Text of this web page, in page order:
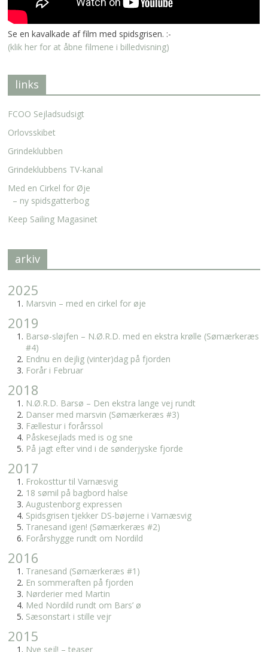
Se en kavalkade af film med spidsgrisen. :-
(klik her for at åbne filmene i billedvisning)
links
FCOO Sejladsudsigt
Orlovsskibet
Grindeklubben
Grindeklubbens TV-kanal
Med en Cirkel for Øje
– ny spidsgatterbog
Keep Sailing Magasinet
arkiv
2025
Marsvin – med en cirkel for øje
2019
Barsø-sløjfen – N.Ø.R.D. med en ekstra krølle (Sømærkeræs
#4)
Endnu en dejlig (vinter)dag på fjorden
Forår i Februar
2018
N.Ø.R.D. Barsø – Den ekstra lange vej rundt
Danser med marsvin (Sømærkeræs #3)
Fællestur i forårssol
Påskesejlads med is og sne
På jagt efter vind i de sønderjyske fjorde
2017
Frokosttur til Varnæsvig
18 sømil på bagbord halse
Augustenborg expressen
Spidsgrisen tjekker DS-bøjerne i Varnæsvig
Tranesand igen! (Sømærkeræs #2)
Forårshygge rundt om Nordild
2016
Tranesand (Sømærkeræs #1)
En sommeraften på fjorden
Nørderier med Martin
Med Nordild rundt om Bars’ ø
Sæsonstart i stille vejr
2015
Nye sejl! – teaser